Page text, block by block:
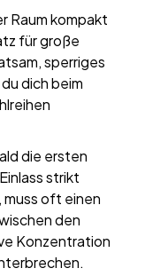
Raum kompakt
für große
sperriges
dich beim
die ersten
strikt
oft einen
den
Konzentration